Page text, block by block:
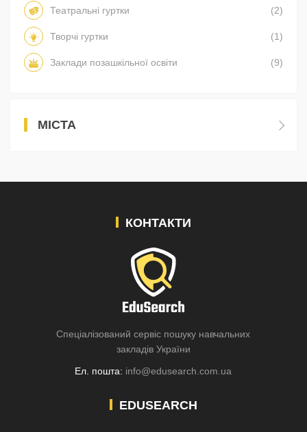
Театральні гуртки (2)
Творчі гуртки (1)
Заклади позашкільної освіти (9)
МІСТА
КОНТАКТИ
Спеціалізований сервіс пошуку навчальних
закладів України
Ел. пошта: info@edusearch.com.ua
EDUSEARCH